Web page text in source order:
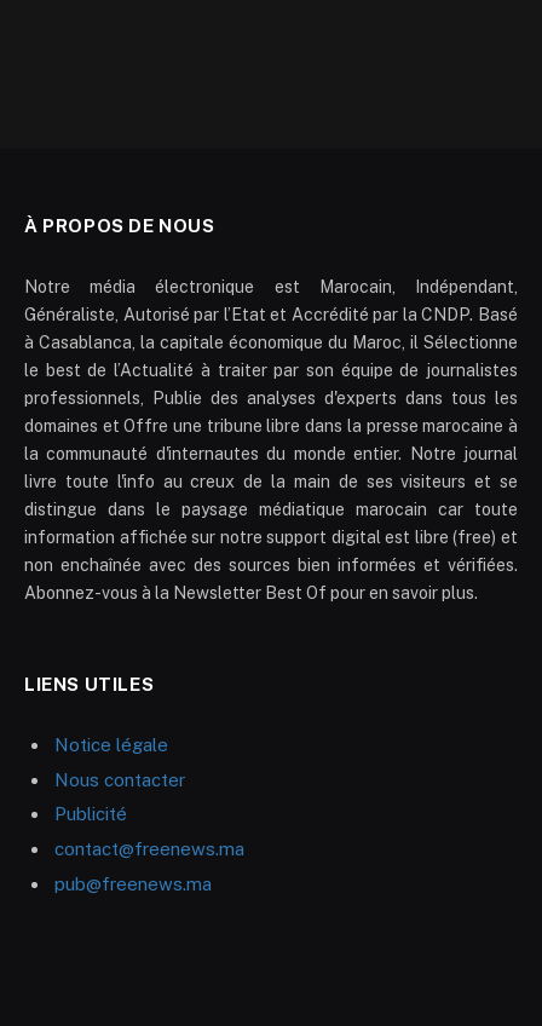
À PROPOS DE NOUS
Notre média électronique est Marocain, Indépendant,
Généraliste, Autorisé par l’Etat et Accrédité par la CNDP. Basé
à Casablanca, la capitale économique du Maroc, il Sélectionne
le best de l’Actualité à traiter par son équipe de journalistes
professionnels, Publie des analyses d'experts dans tous les
domaines et Offre une tribune libre dans la presse marocaine à
la communauté d'internautes du monde entier. Notre journal
livre toute l'info au creux de la main de ses visiteurs et se
distingue dans le paysage médiatique marocain car toute
information affichée sur notre support digital est libre (free) et
non enchaînée avec des sources bien informées et vérifiées.
Abonnez-vous à la Newsletter Best Of pour en savoir plus.
LIENS UTILES
Notice légale
Nous contacter
Publicité
contact@freenews.ma
pub@freenews.ma